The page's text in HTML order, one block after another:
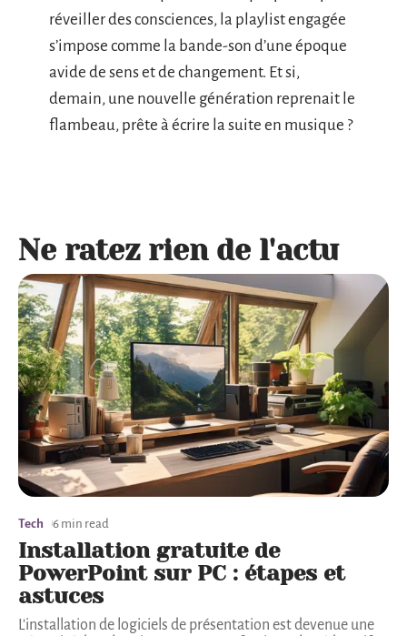
réveiller des consciences, la playlist engagée
s’impose comme la bande-son d’une époque
avide de sens et de changement. Et si,
demain, une nouvelle génération reprenait le
flambeau, prête à écrire la suite en musique ?
Ne ratez rien de l'actu
Tech 6 min read
Installation gratuite de
PowerPoint sur PC : étapes et
astuces
L'installation de logiciels de présentation est devenue une